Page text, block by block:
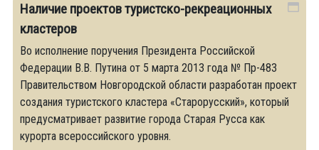
Наличие проектов туристско-рекреационных
кластеров
Во исполнение поручения Президента Российской
Федерации В.В. Путина от 5 марта 2013 года № Пр-483
Правительством Новгородской области разработан проект
создания туристского кластера «Старорусский», который
предусматривает развитие города Старая Русса как
курорта всероссийского уровня.